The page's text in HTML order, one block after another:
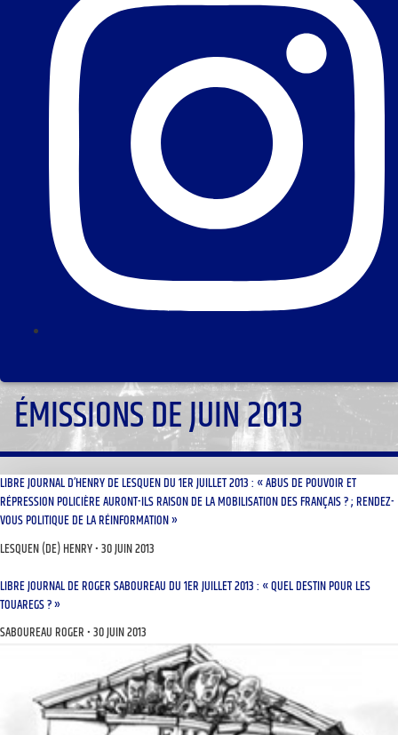
ÉMISSIONS DE JUIN 2013
LIBRE JOURNAL D’HENRY DE LESQUEN DU 1ER JUILLET 2013 : « ABUS DE POUVOIR ET
RÉPRESSION POLICIÈRE AURONT-ILS RAISON DE LA MOBILISATION DES FRANÇAIS ? ; RENDEZ-
VOUS POLITIQUE DE LA RÉINFORMATION »
LESQUEN (DE) HENRY 30 JUIN 2013
LIBRE JOURNAL DE ROGER SABOUREAU DU 1ER JUILLET 2013 : « QUEL DESTIN POUR LES
TOUAREGS ? »
SABOUREAU ROGER 30 JUIN 2013